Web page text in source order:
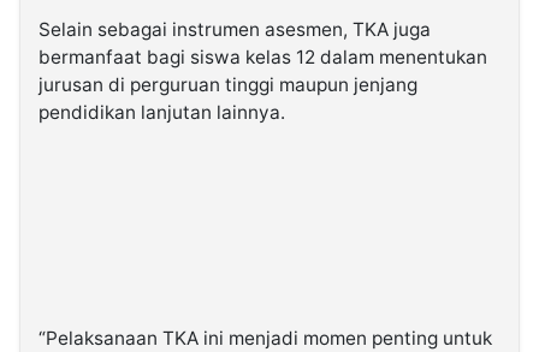
Selain sebagai instrumen asesmen, TKA juga
bermanfaat bagi siswa kelas 12 dalam menentukan
jurusan di perguruan tinggi maupun jenjang
pendidikan lanjutan lainnya.
“Pelaksanaan TKA ini menjadi momen penting untuk